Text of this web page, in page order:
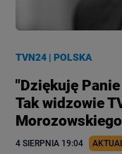
TVN24 |POLSKA
"Dziękuję
Tak widzowie
Morozowskiego
4 SIERPNIA 19:04